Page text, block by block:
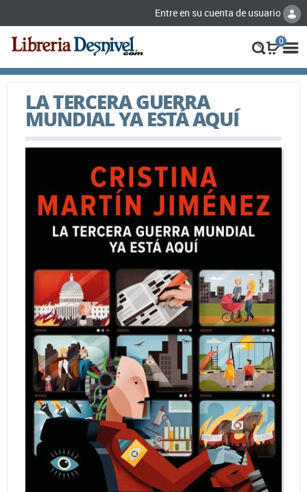
Entre en su cuenta de usuario
0
LA TERCERA GUERRA
MUNDIAL YA ESTÁ AQUÍ